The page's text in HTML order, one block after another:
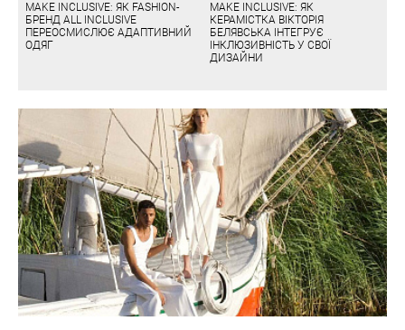
MAKE INCLUSIVE: ЯК FASHION-
БРЕНД ALL INCLUSIVE
ПЕРЕОСМИСЛЮЄ АДАПТИВНИЙ
ОДЯГ
MAKE INCLUSIVE: ЯК
КЕРАМІСТКА ВІКТОРІЯ
БЕЛЯВСЬКА ІНТЕГРУЄ
ІНКЛЮЗИВНІСТЬ У СВОЇ
ДИЗАЙНИ